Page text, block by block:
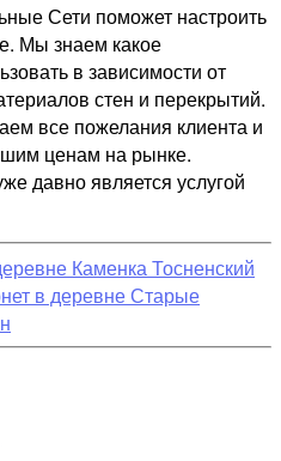
Сети поможет настроить
Мы знаем какое
в зависимости от
стен и перекрытий.
все пожелания клиента и
ценам на рынке.
давно является услугой
Каменка Тосненский
в деревне Старые